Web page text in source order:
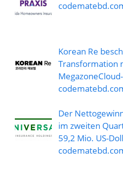
Korean Re
Transformation
Der
im zweiten
59,2 Mio. US-